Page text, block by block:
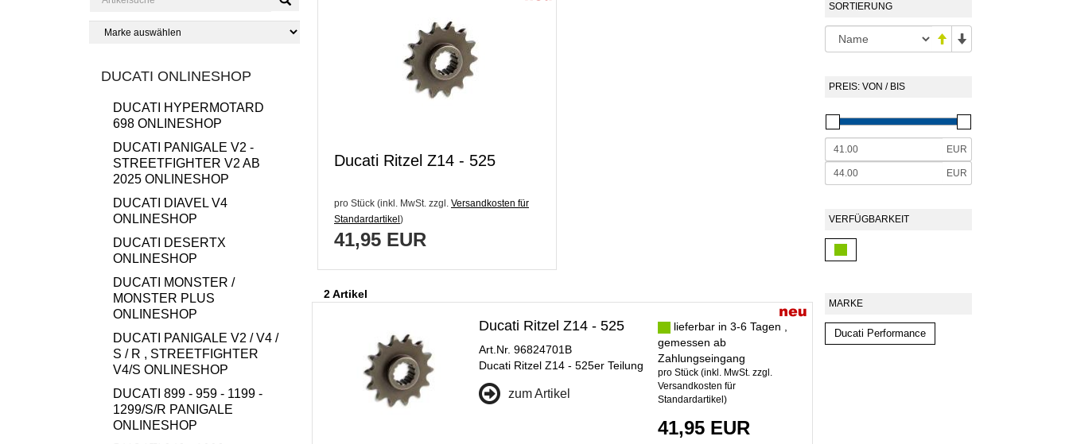
DUCATI ONLINESHOP
DUCATI HYPERMOTARD
698 ONLINESHOP
DUCATI PANIGALE V2 -
STREETFIGHTER V2 AB
2025 ONLINESHOP
DUCATI DIAVEL V4
ONLINESHOP
DUCATI DESERTX
ONLINESHOP
DUCATI MONSTER /
MONSTER PLUS
ONLINESHOP
DUCATI PANIGALE V2 / V4 /
S / R , STREETFIGHTER
V4/S ONLINESHOP
DUCATI 899 - 959 - 1199 -
1299/S/R PANIGALE
ONLINESHOP
Ducati Ritzel Z14 - 525
pro Stück (inkl. MwSt. zzgl. Versandkosten für
Standardartikel )
41,95 EUR
2 Artikel
Ducati Ritzel Z14 - 525
Art.Nr. 96824701B
Ducati Ritzel Z14 - 525er Teilung
zum Artikel
lieferbar in 3-6 Tagen ,
gemessen ab
Zahlungseingang
pro Stück (inkl. MwSt. zzgl.
Versandkosten für
Standardartikel )
41,95 EUR
SORTIERUNG
PREIS: VON / BIS
EUR
EUR
VERFÜGBARKEIT
MARKE
Ducati Performance